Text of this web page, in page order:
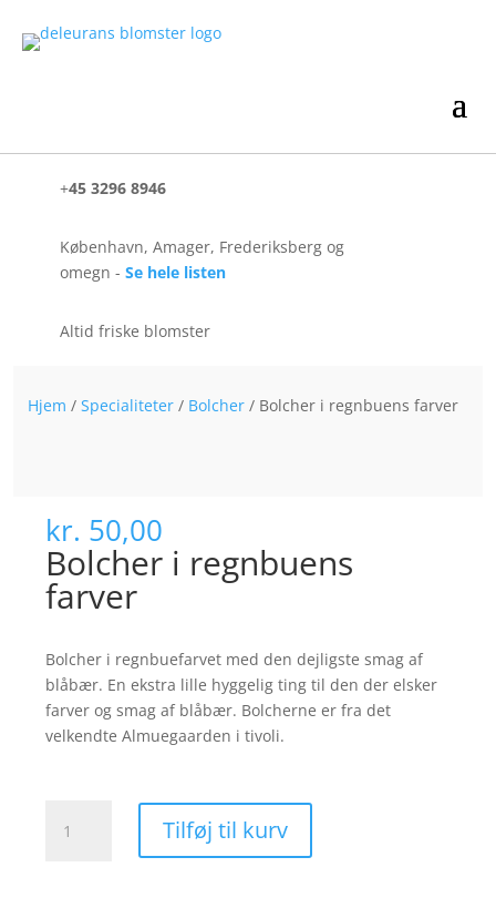
+45 3296 8946
København, Amager, Frederiksberg og
omegn - Se hele listen
Altid friske blomster
Hjem / Specialiteter / Bolcher / Bolcher i regnbuens farver
kr. 50,00
Bolcher i regnbuens
farver
Bolcher i regnbuefarvet med den dejligste smag af
blåbær. En ekstra lille hyggelig ting til den der elsker
farver og smag af blåbær. Bolcherne er fra det
velkendte Almuegaarden i tivoli.
Tilføj til kurv